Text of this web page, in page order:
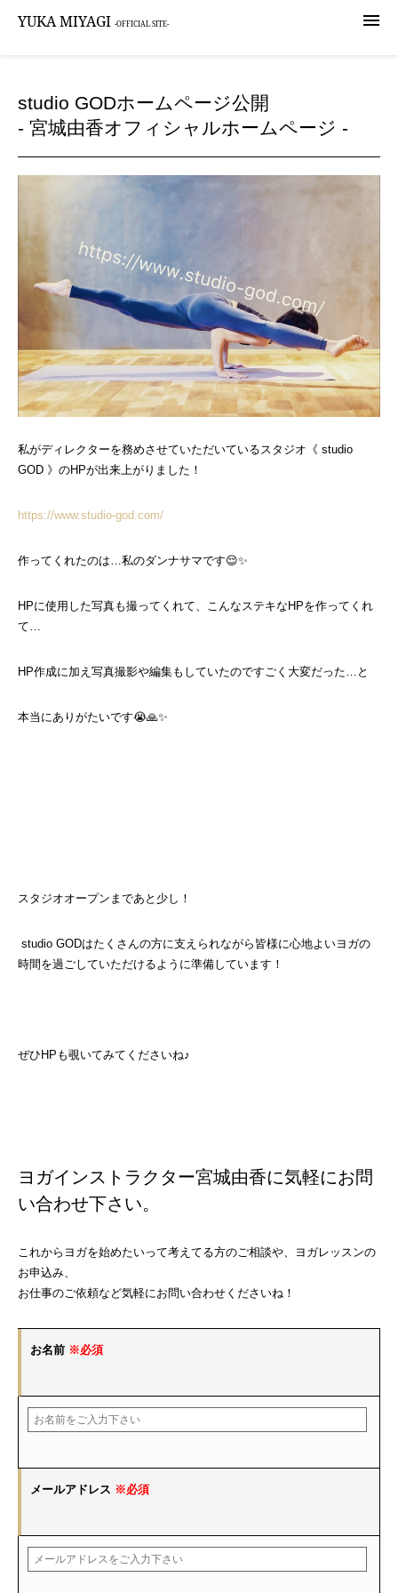

YUKA MIYAGI -OFFICIAL SITE-
studio GODホームページ公開
- 宮城由香オフィシャルホームページ -
私がディレクターを務めさせていただいているスタジオ《 studio
GOD 》のHPが出来上がりました！
https://www.studio-god.com/
作ってくれたのは…私のダンナサマです😌✨
HPに使用した写真も撮ってくれて、こんなステキなHPを作ってくれ
て…
HP作成に加え写真撮影や編集もしていたのですごく大変だった…と
本当にありがたいです😭🙏✨
スタジオオープンまであと少し！
studio GODはたくさんの方に支えられながら皆様に心地よいヨガの
時間を過ごしていただけるように準備しています！
ぜひHPも覗いてみてくださいね♪
ヨガインストラクター宮城由香に気軽にお問
い合わせ下さい。
これからヨガを始めたいって考えてる方のご相談や、ヨガレッスンの
お申込み、
お仕事のご依頼など気軽にお問い合わせくださいね！
お名前 ※必須
メールアドレス ※必須